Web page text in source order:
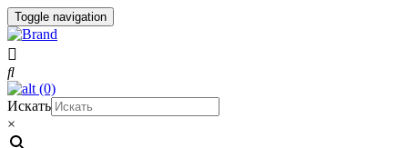
Toggle navigation
(0)
Искать
×